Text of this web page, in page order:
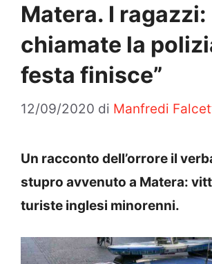
Matera. I ragazzi:
chiamate la
festa finisce”
12/09/2020 di Manfredi
Un racconto dell’orrore il
stupro avvenuto a Matera:
turiste inglesi minorenni.